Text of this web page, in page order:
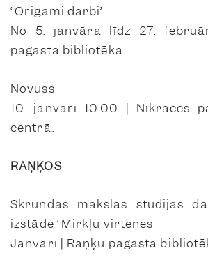
“Origami darbi”
No 5. janvāra līdz 27.
pagasta bibliotēkā.
Novuss
10. janvārī 10.00 | Nīkrāces
centrā.
RAŅĶOS
Skrundas mākslas studijas
izstāde “Mirkļu virtenes”
Janvārī | Raņķu pagasta